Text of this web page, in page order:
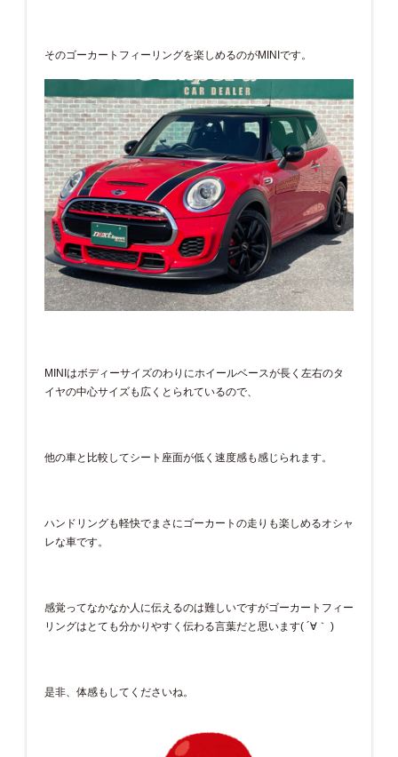
そのゴーカートフィーリングを楽しめるのがMINIです。
MINIはボディーサイズのわりにホイールベースが長く左右のタ
イヤの中心サイズも広くとられているので、
他の車と比較してシート座面が低く速度感も感じられます。
ハンドリングも軽快でまさにゴーカートの走りも楽しめるオシャ
レな車です。
感覚ってなかなか人に伝えるのは難しいですがゴーカートフィー
リングはとても分かりやすく伝わる言葉だと思います( ´∀｀ )
是非、体感もしてくださいね。